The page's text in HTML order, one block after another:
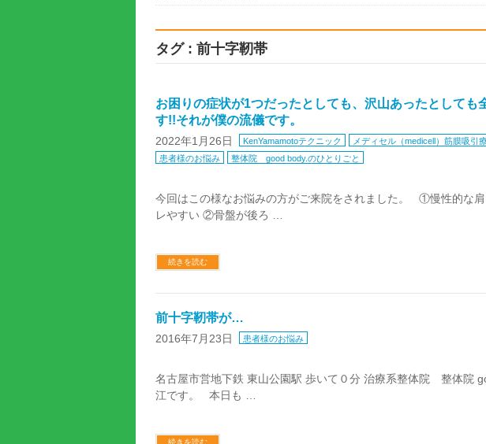
タグ : 前十字靭帯
お困りの症状が1つだったとしても、沢山あったとしても
す!!それが僕の流儀です。
2022年1月26日 KenYamamotoテクニック メディセル（medicell）筋膜吸引
患者様のお悩み
整体院 good body.のひとりごと
今回はこの様なお悩みの方がご来院をされました。 ①慢性的な
レやすい ②骨盤が後ろ …
続きを読む
前十字靭帯が…
2016年7月23日 患者様のお悩み
名古屋市営地下鉄 東山公園駅 歩いて０分 治療系整体院 整体院
江です。 本日も …
続きを読む